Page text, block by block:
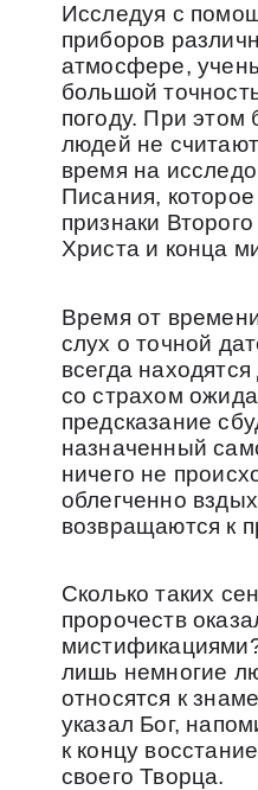
Исследуя с
приборов
атмосфере,
большой
погоду. При этом
людей не
время на
Писания,
признаки
Христа и конца
Время от
слух о точной
всегда
со страхом
предсказание
назначенный
ничего не
облегченно
возвращаются к
Сколько таких
пророчеств
лишь немногие
относятся к
указал Бог,
к концу
своего Творца.